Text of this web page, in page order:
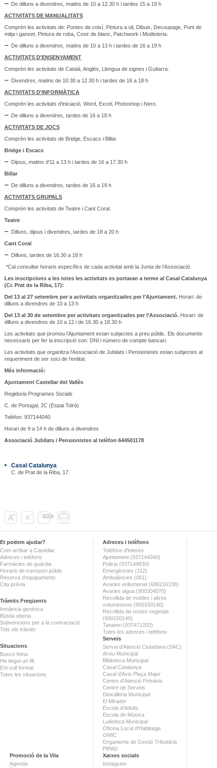
De dilluns a divendres, matins de 10 a 12.30 h i tardes 15 a 19 h
ACTIVITATS DE MANUALITATS
Comprèn les activitats de: Puntes de coixí, Pintura a oli, Dibuix, Decoupage, Punt de
mitja i ganxet, Pintura de roba, Cosir de blanc, Patchwork i Modisteria.
De dilluns a divendres, matins de 10 a 13 h i tardes de 16 a 19 h
ACTIVITATS D'ENSENYAMENT
Comprèn les activitats de Català, Anglès, Llengua de signes i Guitarra.
Divendres, matins de 10.30 a 12.30 h i tardes de 16 a 18 h
ACTIVITATS D'INFORMÀTICA
Comprèn les activitats d'iniciació, Word, Excel, Photoshop i Nero.
De dilluns a divendres, tardes de 16 a 18 h
ACTIVITATS DE JOCS
Comprèn les activitats de Bridge, Escacs i Billar.
Bridge i Escacs
Dijous, matins d'11 a 13 h i tardes de 16 a 17.30 h
Billar
De dilluns a divendres, tardes de 16 a 19 h
ACTIVITATS GRUPALS
Comprèn les activitats de Teatre i Cant Coral.
Teatre
Dilluns, dijous i divendres, tardes de 18 a 20 h
Cant Coral
Dilluns, tardes de 16.30 a 18 h
*Cal consultar horaris específics de cada activitat amb la Junta de l’Associació.
Les inscripcions a les totes les activitats es portaran a terme al Casal Catalunya
(Cr. Prat de la Riba, 17):
Del 13 al 27 setembre per a activitats organitzades per l’Ajuntament. Horari: de
dilluns a divendres de 10 a 13 h
Del 13 al 30 de setembre per activitats organitzades per l’Associació. Horari: de
dilluns a divendres de 10 a 12 i de 16.30 a 18.30 h
Les activitats que promou l’Ajuntament estan subjectes a preu públic. Els documents
necessaris per fer la inscripció son: DNI i número de compte bancari.
Les activitats que organitza l’Associació de Jubilats i Pensionistes estan subjectes al
requeriment de ser soci de l’entitat.
Més informació:
Ajuntament Castellar del Vallès
Regidoria Programes Socials
C. de Portugal, 2C (Espai Tolrà)
Telèfon: 937144040
Horari de 9 a 14 h de dilluns a divendres
Associació Jubilats i Pensionistes al telèfon 644501178
Casal Catalunya
C. de Prat de la Riba, 17
Et podem ajudar?
Com arribar a Castellar
Adreces i telèfons
Farmàcies de guàrdia
Horaris de transport públic
Reserva d'equipaments
Cita prèvia
Tràmits Freqüents
Instància genèrica
Bústia oberta
Subvencions per a la contractació
Tots els tràmits
Situacions
Busco feina
He tingut un fill
Em vull formar
Totes les situacions
Adreces i telèfons
Telèfons d'interès
Ajuntament (937144040)
Policia (937144830)
Emergències (112)
Ambulàncies (061)
Avaries enllumenat (686216138)
Avaries aigua (900304070)
Recollida de mobles i altres
voluminosos (900150140)
Recollida de restes vegetals
(900150140)
Tanatori (937471203)
Totes les adreces i telèfons
Serveis
Servei d'Atenció Ciutadana (SAC)
Arxiu Municipal
Biblioteca Municipal
Casal Catalunya
Casal d'Avis Plaça Major
Centre d'Atenció Primària
Centre de Serveis
Deixalleria Municipal
El Mirador
Escola d'Adults
Escola de Música
Ludoteca Municipal
Oficina Local d'Habitatge
OMIC
Organisme de Gestió Tributària
PIPAD
Promoció de la Vila
Agenda
Xarxes socials
Instagram